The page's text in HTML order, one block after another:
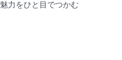
力をひと目でつかむ